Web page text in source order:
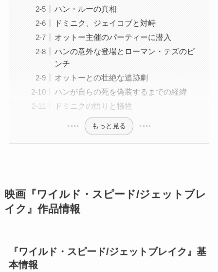
ハン・ルーの真相
ドミニク、ジェイコブと対峙
オットー主催のパーティーに潜入
ハンの意外な登場とローマン・テズのピ
ンチ
オットーとの壮絶な追跡劇
ハンが自らの死を偽装するまでの経緯
ドミニクの悟りと犠牲
もっと見る
映画『ワイルド・スピード/ジェットブレ
イク』作品情報
『ワイルド・スピード/ジェットブレイク』基
本情報